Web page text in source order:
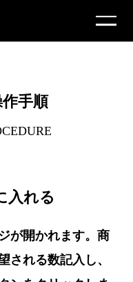
手順
入れる
が開かれます。商
される数記入し、